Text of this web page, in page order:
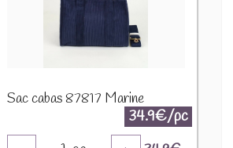
Sac cabas 87817 Marine
34.9€/pc